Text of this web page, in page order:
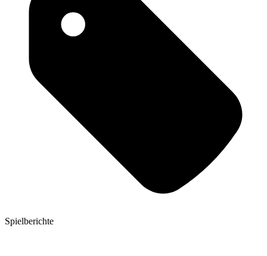
Spielberichte